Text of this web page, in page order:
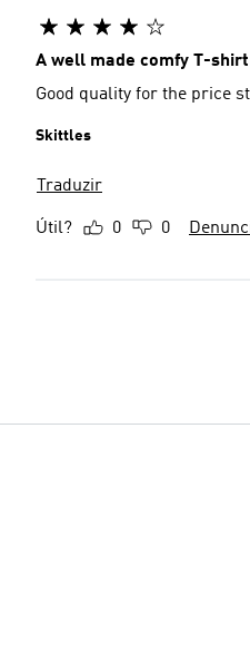
A well made comfy T-shirt
Good quality for the price
Skittles
Traduzir
Útil? 0 0